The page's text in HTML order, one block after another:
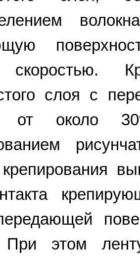
скоростью.
слоя с
от около
При этом